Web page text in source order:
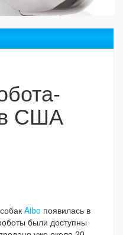
в США
Aibo появилась в
были доступны